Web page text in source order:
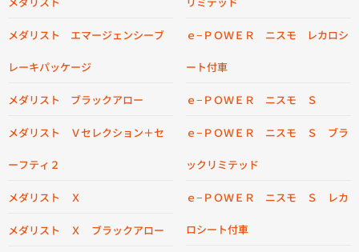
メダリスト エマージェンシーブ
レーキパッケージ
メダリスト ブラックアロー
メダリスト Ｖセレクション＋セ
ーフティ２
メダリスト Ｘ
メダリスト Ｘ ブラックアロー
ｅ−ＰＯＷＥＲ ニスモ レカロシ
ート付車
ｅ−ＰＯＷＥＲ ニスモ Ｓ
ｅ−ＰＯＷＥＲ ニスモ Ｓ ブラ
ックリミテッド
ｅ−ＰＯＷＥＲ ニスモ Ｓ レカ
ロシート付車